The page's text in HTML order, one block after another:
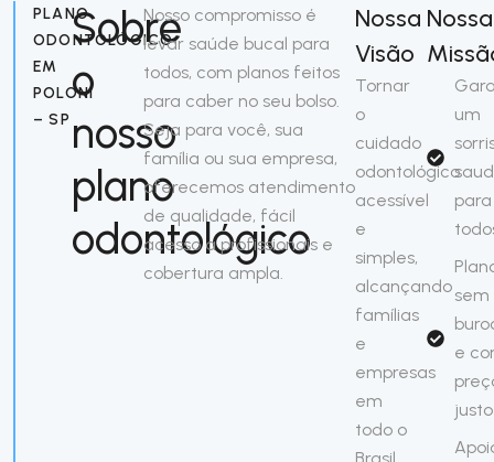
PLANO
ODONTOLÓGICO
EM
POLONI
– SP
Sobre
o
nosso
plano
odontológico
Nosso compromisso é
levar saúde bucal para
todos, com planos feitos
para caber no seu bolso.
Seja para você, sua
família ou sua empresa,
oferecemos atendimento
de qualidade, fácil
acesso a profissionais e
cobertura ampla.
Nossa
Visão
Tornar
o
cuidado
odontológico
acessível
e
simples,
alcançando
famílias
e
empresas
em
todo o
Brasil.
Nossa
um
para
sem
e
justo